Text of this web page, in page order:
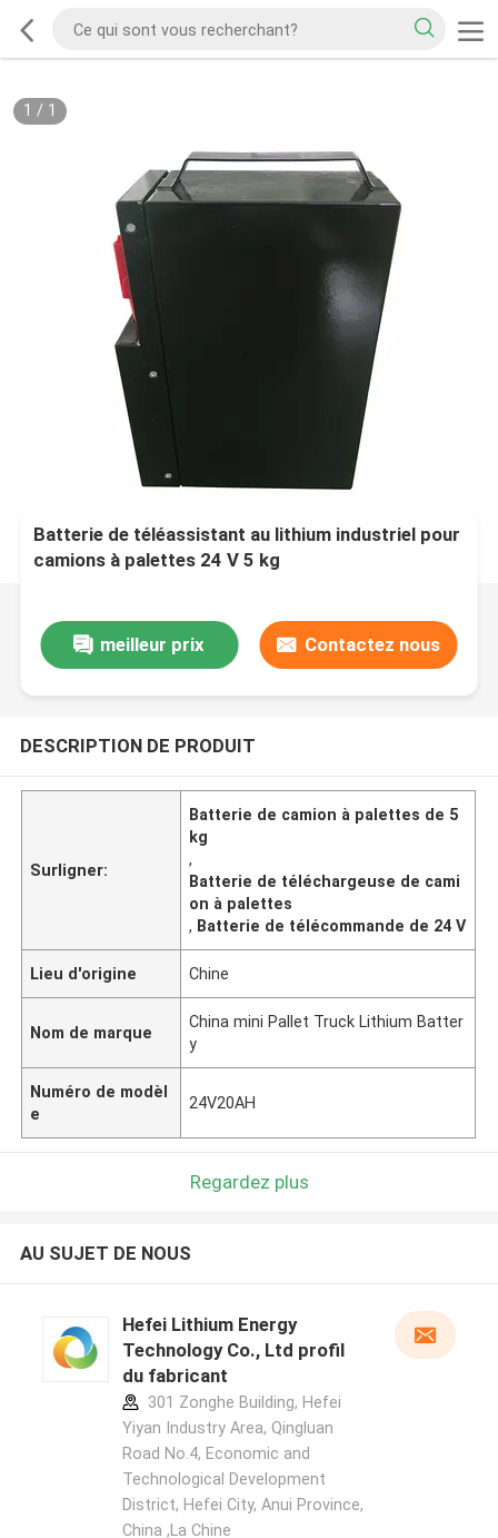
1 / 1
Batterie de téléassistant au lithium industriel pour
camions à palettes 24 V 5 kg
meilleur prix Contactez nous
DESCRIPTION DE PRODUIT
Surligner:
Batterie de camion à palettes de 5
kg
,
Batterie de téléchargeuse de cami
on à palettes
, Batterie de télécommande de 24 V
Lieu d'origine Chine
Nom de marque
China mini Pallet Truck Lithium Batter
y
Numéro de modèl
e
24V20AH
Regardez plus
AU SUJET DE NOUS
Hefei Lithium Energy
Technology Co., Ltd profil
du fabricant
301 Zonghe Building, Hefei
Yiyan Industry Area, Qingluan
Road No.4, Economic and
Technological Development
District, Hefei City, Anui Province,
China ,La Chine